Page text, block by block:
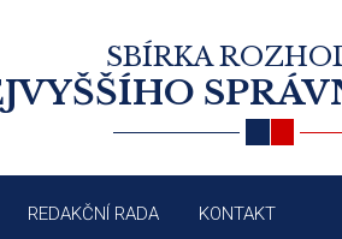
SBÍRKA
REDAKČNÍ RADA KONTAKT